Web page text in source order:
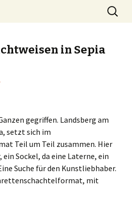
Landsberg
Suche
nach:
in Sepia
gegriffen. Landsberg am
setzt sich im
Teil um Teil zusammen. Hier
Sockel, da eine Laterne, ein
Suche für den Kunstliebhaber.
mit